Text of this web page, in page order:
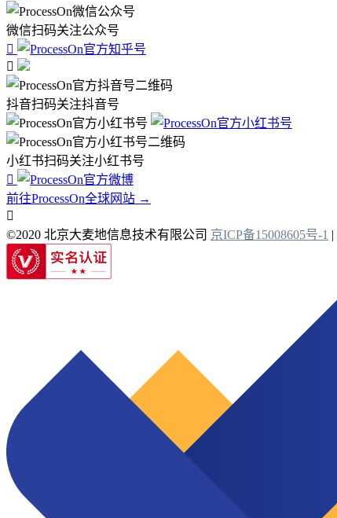
微信扫码关注公众号


抖音扫码关注抖音号
小红书扫码关注小红书号

前往ProcessOn全球网站 →

©2020 北京大麦地信息技术有限公司 京ICP备15008605号-1 |